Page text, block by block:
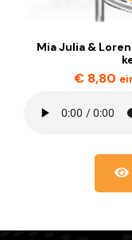
Mia Julia &
€8,80